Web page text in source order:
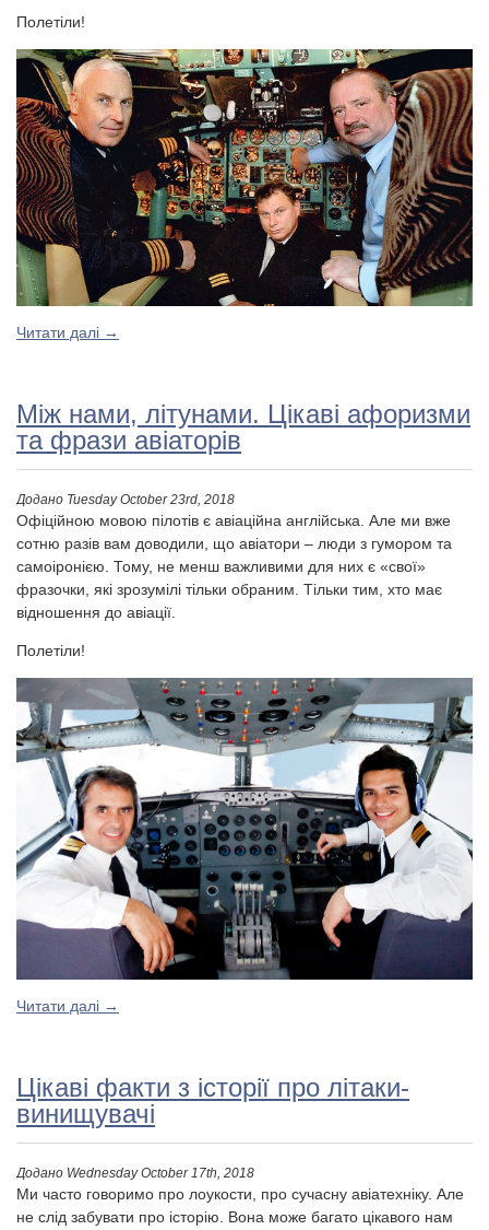
Полетіли!
Читати далі →
Між нами, літунами. Цікаві афоризми
та фрази авіаторів
Додано Tuesday October 23rd, 2018
Офіційною мовою пілотів є авіаційна англійська. Але ми вже
сотню разів вам доводили, що авіатори – люди з гумором та
самоіронією. Тому, не менш важливими для них є «свої»
фразочки, які зрозумілі тільки обраним. Тільки тим, хто має
відношення до авіації.
Полетіли!
Читати далі →
Цікаві факти з історії про літаки-
винищувачі
Додано Wednesday October 17th, 2018
Ми часто говоримо про лоукости, про сучасну авіатехніку. Але
не слід забувати про історію. Вона може багато цікавого нам